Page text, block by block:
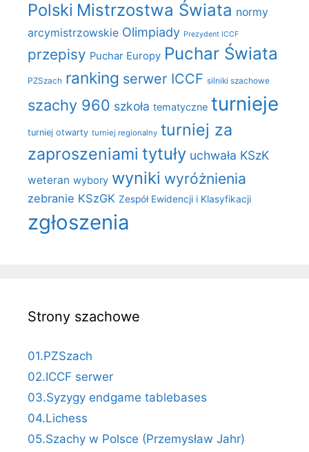
Polski Mistrzostwa Świata normy
arcymistrzowskie Olimpiady Prezydent ICCF
przepisy Puchar Europy Puchar Świata
PZSzach ranking serwer ICCF silniki szachowe
szachy 960 szkoła tematyczne turnieje
turniej otwarty turniej regionalny turniej za
zaproszeniami tytuły uchwała KSzK
weteran wybory wyniki wyróżnienia
zebranie KSzGK Zespół Ewidencji i Klasyfikacji
zgłoszenia
Strony szachowe
01.PZSzach
02.ICCF serwer
03.Syzygy endgame tablebases
04.Lichess
05.Szachy w Polsce (Przemysław Jahr)